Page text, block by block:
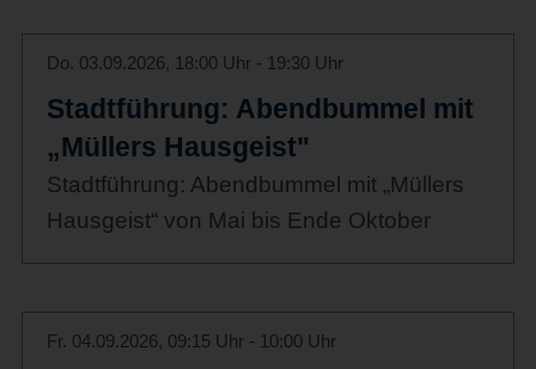
Do. 03.09.2026, 18:00 Uhr - 19:30 Uhr
Stadtführung: Abendbummel mit
„Müllers Hausgeist"
Stadtführung: Abendbummel mit „Müllers
Hausgeist“ von Mai bis Ende Oktober
Fr. 04.09.2026, 09:15 Uhr - 10:00 Uhr